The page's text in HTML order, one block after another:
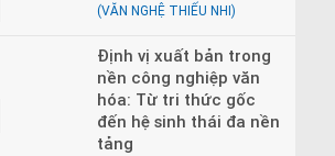
(VĂN NGHỆ THIẾU NHI)
Định vị xuất bản trong
nền công nghiệp văn
hóa: Từ tri thức gốc
đến hệ sinh thái đa nền
tảng